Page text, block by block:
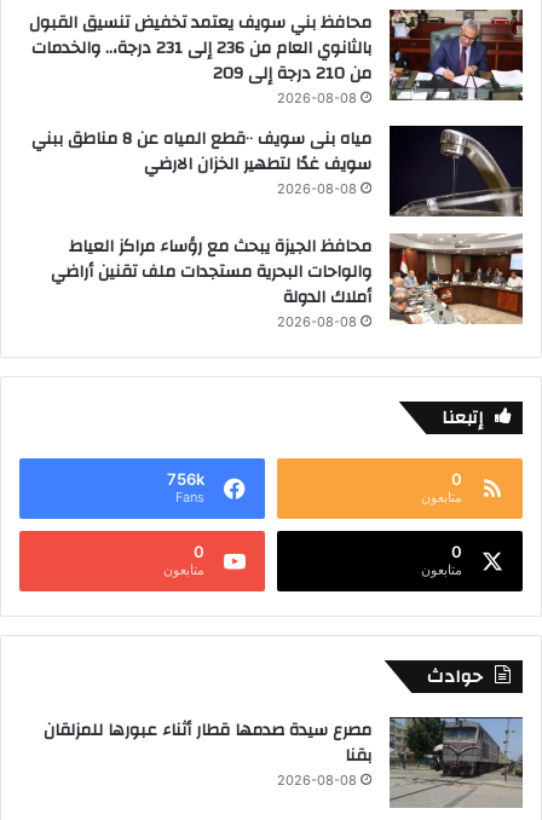
محافظ بني سويف يعتمد تخفيض تنسيق القبول
بالثانوي العام من 236 إلى 231 درجة،.. والخدمات
من 210 درجة إلى 209
2026-08-08
مياه بنى سويف ٠٠قطع المياه عن 8 مناطق ببني
سويف غدًا لتطهير الخزان الارضي
2026-08-08
محافظ الجيزة يبحث مع رؤساء مراكز العياط
والواحات البحرية مستجدات ملف تقنين أراضي
أملاك الدولة
2026-08-08
إتبعنا
0
متابعون
756k
Fans
0
متابعون
0
متابعون
حوادث
مصرع سيدة صدمها قطار أثناء عبورها للمزلقان
بقنا
2026-08-08